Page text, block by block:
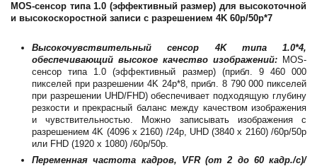
MOS-сенсор типа 1.0 (эффективный размер) для высокоточной
и высокоскоростной записи с разрешением 4K 60p/50p*7
Высокочувствительный сенсор 4K типа 1.0*4,
обеспечивающий высокое качество изображений: MOS-
сенсор типа 1.0 (эффективный размер) (прибл. 9 460 000
пикселей при разрешении 4K 24p*8, прибл. 8 790 000 пикселей
при разрешении UHD/FHD) обеспечивает подходящую глубину
резкости и прекрасный баланс между качеством изображения
и чувствительностью. Можно записывать изображения с
разрешением 4K (4096 x 2160) /24p, UHD (3840 x 2160) /60p/50p
или FHD (1920 x 1080) /60p/50p.
Переменная частота кадров, VFR (от 2 до 60 кадр./с)/